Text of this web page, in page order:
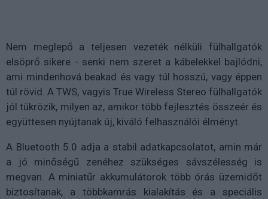
Nem meglepő a teljesen vezeték nélküli fülhallgatók
elsöprő sikere - senki nem szeret a kábelekkel bajlódni,
ami mindenhová beakad és vagy túl hosszú, vagy éppen
túl rövid. A TWS, vagyis True Wireless Stereo fülhallgatók
jól tükrözik, milyen az, amikor több fejlesztés összeér és
együttesen nyújtanak új, kiváló felhasználói élményt.
A Bluetooth 5.0 adja a stabil adatkapcsolatot, amin már
a jó minőségű zenéhez szükséges sávszélesség is
megvan. A miniatűr akkumulátorok több órás üzemidőt
biztosítanak, a többkamrás kialakítás és a speciális